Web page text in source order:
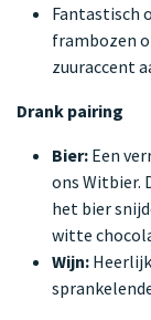
Fantastisch
frambozen
zuuraccent
Drank pairing
Bier: Een
ons Witbier.
het bier
witte
Wijn: